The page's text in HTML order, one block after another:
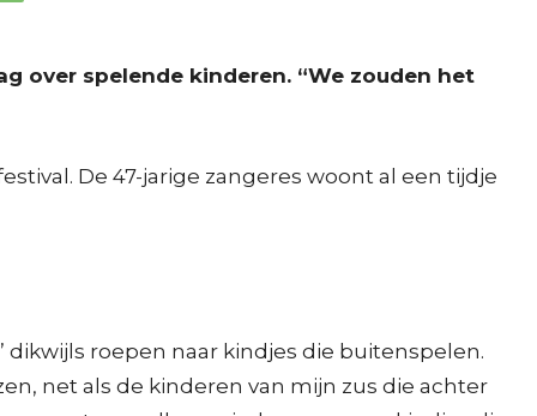
over spelende kinderen. “We zouden het
De 47-jarige zangeres woont al een tijdje
roepen naar kindjes die buitenspelen.
net als de kinderen van mijn zus die achter